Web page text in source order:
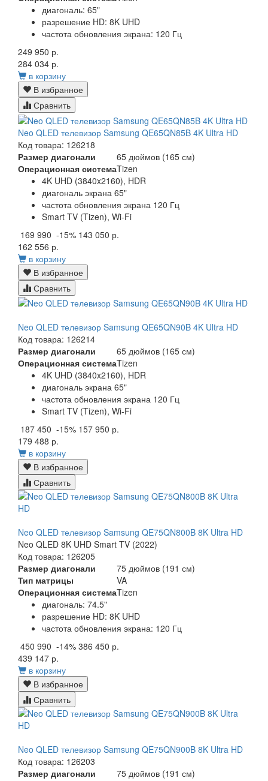
диагональ: 65"
разрешение HD: 8K UHD
частота обновления экрана: 120 Гц
249 950 р.
284 034 р.
в корзину
В избранное
Сравнить
Neo QLED телевизор Samsung QE65QN85B 4K Ultra HD
Код товара: 126218
Размер диагонали
65 дюймов (165 см)
Операционная системаTizen
4K UHD (3840x2160), HDR
диагональ экрана 65"
частота обновления экрана 120 Гц
Smart TV (Tizen), Wi-Fi
169 990 -15% 143 050 р.
162 556 р.
в корзину
В избранное
Сравнить
Neo QLED телевизор Samsung QE65QN90B 4K Ultra HD
Код товара: 126214
Размер диагонали
65 дюймов (165 см)
Операционная системаTizen
4K UHD (3840x2160), HDR
диагональ экрана 65"
частота обновления экрана 120 Гц
Smart TV (Tizen), Wi-Fi
187 450 -15% 157 950 р.
179 488 р.
в корзину
В избранное
Сравнить
Neo QLED телевизор Samsung QE75QN800B 8K Ultra HD
Neo QLED 8K UHD Smart TV (2022)
Код товара: 126205
Размер диагонали
75 дюймов (191 см)
Тип матрицы
VA
Операционная системаTizen
диагональ: 74.5"
разрешение HD: 8K UHD
частота обновления экрана: 120 Гц
450 990 -14% 386 450 р.
439 147 р.
в корзину
В избранное
Сравнить
Neo QLED телевизор Samsung QE75QN900B 8K Ultra HD
Код товара: 126203
Размер диагонали
75 дюймов (191 см)